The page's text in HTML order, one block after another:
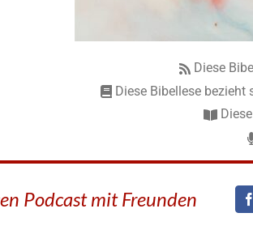
Diese
Diese Bibellese
Podcast mit Freunden